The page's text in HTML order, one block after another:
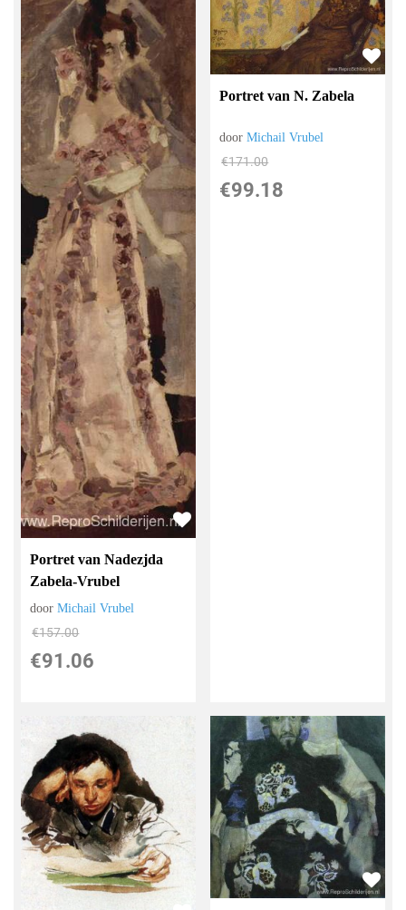
Portret van Nadezjda
Zabela-Vrubel
doorMichail Vrubel
€157.00
€91.06
Portret van N. Zabela
doorMichail Vrubel
€171.00
€99.18